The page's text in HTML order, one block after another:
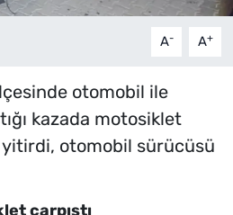
A- A+
otomobil ile
kazada motosiklet
yitirdi, otomobil sürücüsü
çarpıştı